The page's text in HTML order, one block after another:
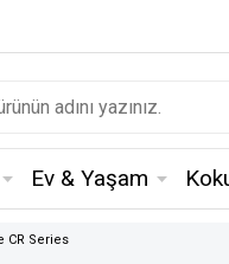
Ev & Yaşam
CR Series